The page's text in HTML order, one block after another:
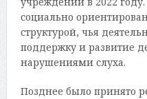
социально
структурой, чья
поддержку и развитие
нарушениями слуха.
Позднее было принято